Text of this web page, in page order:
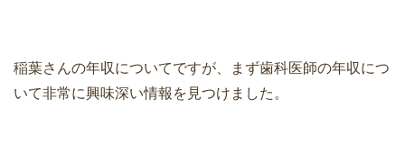
稲葉さんの年収についてですが、まず歯科医師の年収につ
いて非常に興味深い情報を見つけました。